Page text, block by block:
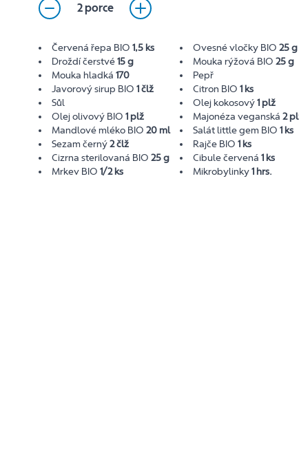
2 porce
Červená řepa BIO1,5 ks
Droždí čerstvé15 g
Mouka hladká170
Javorový sirup BIO1 člž
Sůl
Olej olivový BIO1 plž
Mandlové mléko BIO20 ml
Sezam černý2 člž
Cizrna sterilovaná BIO25 g
Mrkev BIO1/2 ks
Ovesné vločky BIO25 g
Mouka rýžová BIO25 g
Pepř
Citron BIO1 ks
Olej kokosový1 plž
Majonéza veganská2
Salát little gem BIO1 ks
Rajče BIO1 ks
Cibule červená1 ks
Mikrobylinky1 hrs.